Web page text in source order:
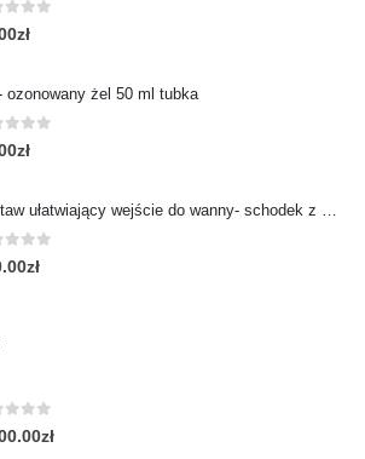
of 5
zł
ozonowany żel 50 ml tubka
of 5
zł
Zestaw ułatwiający wejście do wanny- schodek z poręczą
of 5
zł
of 5zł